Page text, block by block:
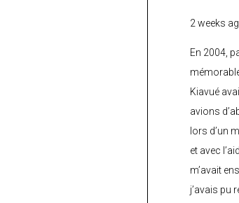
2 weeks
En 2004,
Kiavué
avions
lors d’un
et avec
m’avait
j’avais pu